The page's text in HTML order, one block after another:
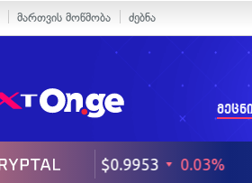
მართვის მოწმობა ძებნა